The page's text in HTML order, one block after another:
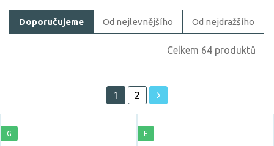
Cena
Prodloužená záruka
Doporučujeme Od nejlevnějšího Od nejdražšího
Celkem 64 produktů
1 2
G E